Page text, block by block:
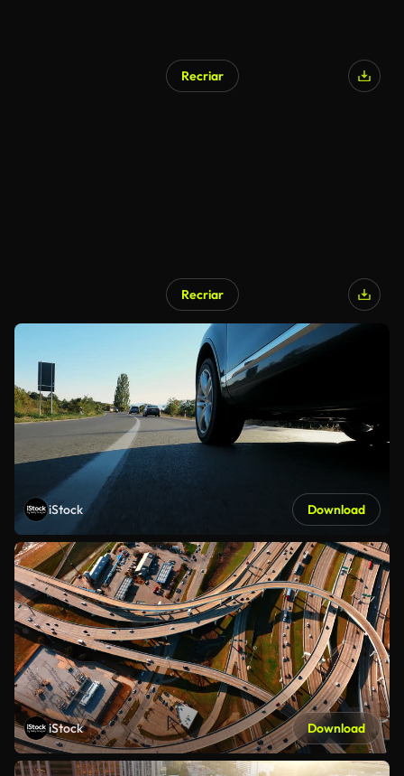
Recriar
Recriar
iStock Download
iStock Download